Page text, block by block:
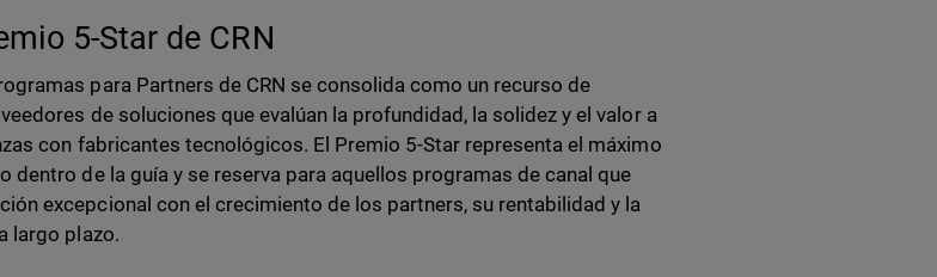
5-Star de CRN
para Partners de CRN se consolida como un recurso de
de soluciones que evalúan la profundidad, la solidez y el valor a
con fabricantes tecnológicos. El Premio 5-Star representa el máximo
dentro de la guía y se reserva para aquellos programas de canal que
excepcional con el crecimiento de los partners, su rentabilidad y la
largo plazo.